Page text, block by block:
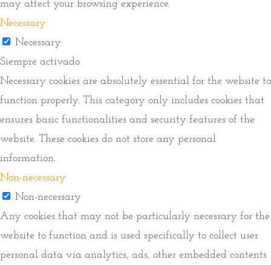
may affect your browsing experience.
Necessary
Necessary
Siempre activado
Necessary cookies are absolutely essential for the website to
function properly. This category only includes cookies that
ensures basic functionalities and security features of the
website. These cookies do not store any personal
information.
Non-necessary
Non-necessary
Any cookies that may not be particularly necessary for the
website to function and is used specifically to collect user
personal data via analytics, ads, other embedded contents